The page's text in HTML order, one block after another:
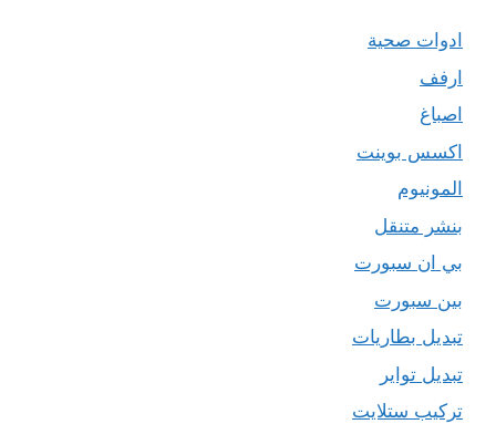
ادوات صحية
ارفف
اصباغ
اكسس بوينت
المونيوم
بنشر متنقل
بي ان سبورت
بين سبورت
تبديل بطاريات
تبديل تواير
تركيب ستلايت